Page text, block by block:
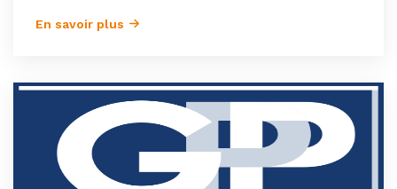
En savoir plus